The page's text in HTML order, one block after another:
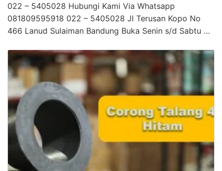
022 – 5405028 Hubungi Kami Via Whatsapp
081809595918 022 – 5405028 Jl Terusan Kopo No
466 Lanud Sulaiman Bandung Buka Senin s/d Sabtu …